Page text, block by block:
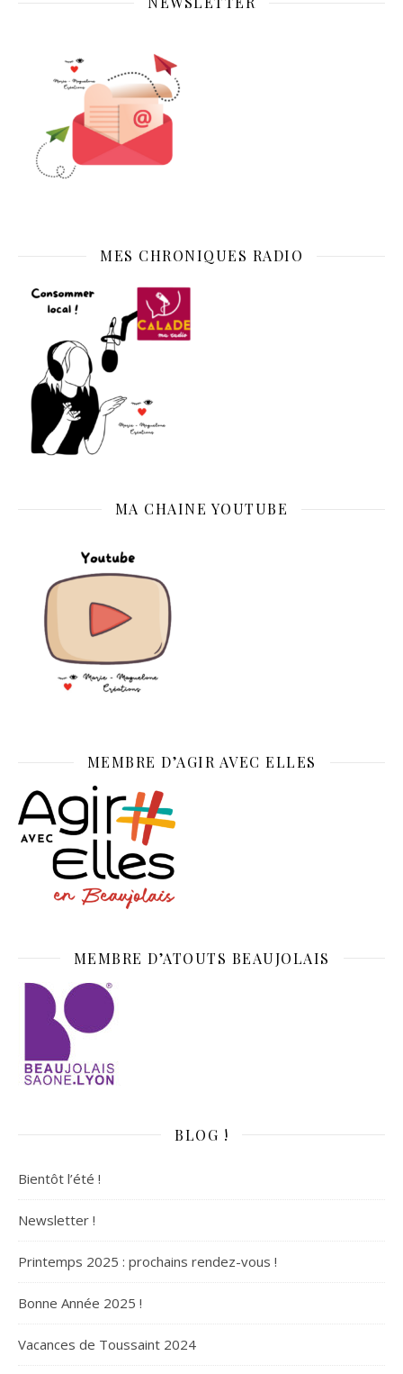
MES CHRONIQUES RADIO
MA CHAINE YOUTUBE
MEMBRE D’AGIR AVEC ELLES
MEMBRE D’ATOUTS BEAUJOLAIS
BLOG !
Bientôt l’été !
Newsletter !
Printemps 2025 : prochains rendez-vous !
Bonne Année 2025 !
Vacances de Toussaint 2024